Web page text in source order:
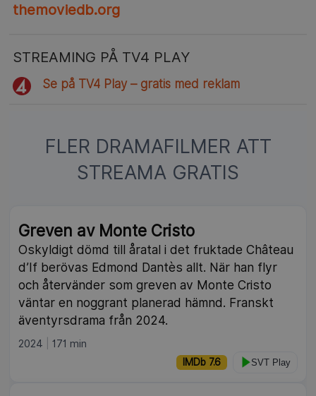
themoviedb.org
STREAMING PÅ TV4 PLAY
Se på TV4 Play – gratis med reklam
FLER DRAMAFILMER ATT
STREAMA GRATIS
Greven av Monte Cristo
Oskyldigt dömd till åratal i det fruktade Château
d’If berövas Edmond Dantès allt. När han flyr
och återvänder som greven av Monte Cristo
väntar en noggrant planerad hämnd. Franskt
äventyrsdrama från 2024.
2024 171 min
IMDb 7.6 SVT Play